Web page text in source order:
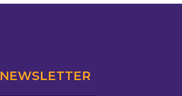
NEWSLETTER